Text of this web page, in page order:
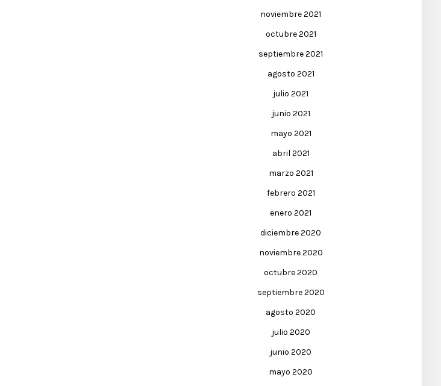
noviembre 2021
octubre 2021
septiembre 2021
agosto 2021
julio 2021
junio 2021
mayo 2021
abril 2021
marzo 2021
febrero 2021
enero 2021
diciembre 2020
noviembre 2020
octubre 2020
septiembre 2020
agosto 2020
julio 2020
junio 2020
mayo 2020